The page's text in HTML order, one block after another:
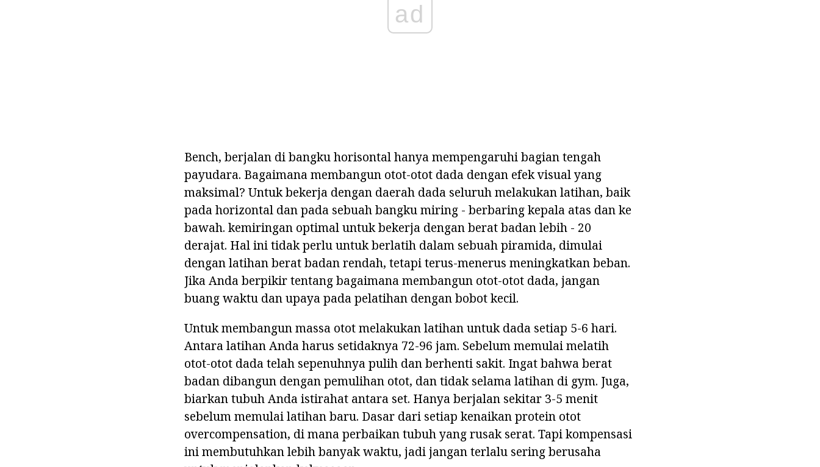
ad
Bench, berjalan di bangku horisontal hanya mempengaruhi bagian tengah
payudara. Bagaimana membangun otot-otot dada dengan efek visual yang
maksimal? Untuk bekerja dengan daerah dada seluruh melakukan latihan, baik
pada horizontal dan pada sebuah bangku miring - berbaring kepala atas dan ke
bawah. kemiringan optimal untuk bekerja dengan berat badan lebih - 20
derajat. Hal ini tidak perlu untuk berlatih dalam sebuah piramida, dimulai
dengan latihan berat badan rendah, tetapi terus-menerus meningkatkan beban.
Jika Anda berpikir tentang bagaimana membangun otot-otot dada, jangan
buang waktu dan upaya pada pelatihan dengan bobot kecil.
Untuk membangun massa otot melakukan latihan untuk dada setiap 5-6 hari.
Antara latihan Anda harus setidaknya 72-96 jam. Sebelum memulai melatih
otot-otot dada telah sepenuhnya pulih dan berhenti sakit. Ingat bahwa berat
badan dibangun dengan pemulihan otot, dan tidak selama latihan di gym. Juga,
biarkan tubuh Anda istirahat antara set. Hanya berjalan sekitar 3-5 menit
sebelum memulai latihan baru. Dasar dari setiap kenaikan protein otot
overcompensation, di mana perbaikan tubuh yang rusak serat. Tapi kompensasi
ini membutuhkan lebih banyak waktu, jadi jangan terlalu sering berusaha